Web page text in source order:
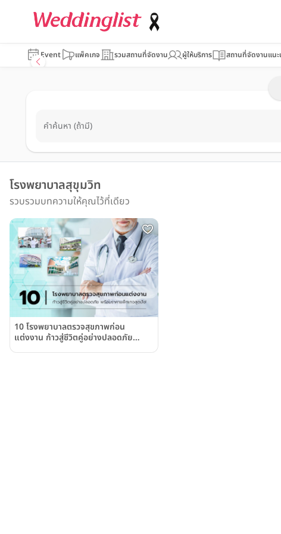
Event แพ็คเกจ รวมสถานที่จัดงาน ผู้ให้บริการ สถานที่จัดงานแนะ
คำค้นหา (ถ้ามี)
โรงพยาบาลสุขุมวิท
รวบรวมบทความให้คุณไว้ที่เดียว
10 โรงพยาบาลตรวจสุขภาพก่อน
แต่งงาน ก้าวสู่ชีวิตคู่อย่างปลอดภัย